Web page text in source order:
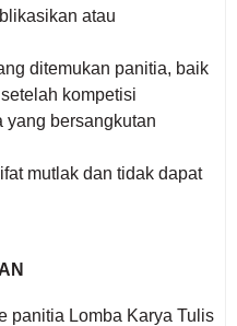
atau
ditemukan panitia, baik
kompetisi
yang bersangkutan
mutlak dan tidak dapat
panitia Lomba Karya Tulis